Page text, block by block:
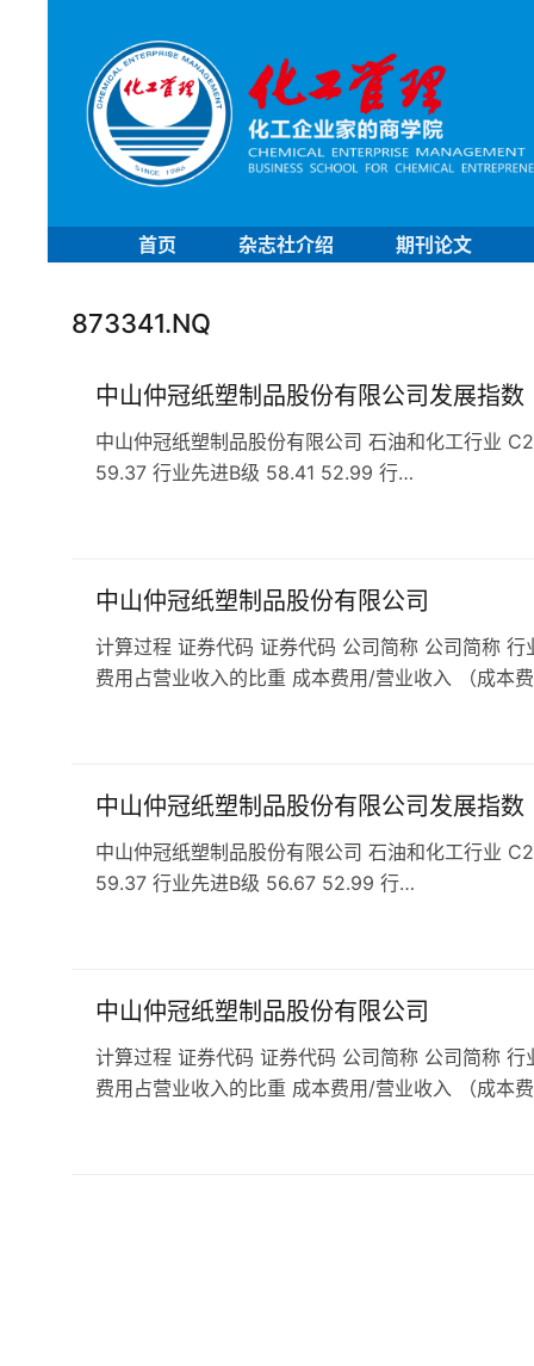
首页 杂志社介绍 期刊论文
873341.NQ
中山仲冠纸塑制品股份有限公司发展指数
中山仲冠纸塑制品股份有限公司 石油和化工行业
59.37 行业先进B级 58.41 52.99 行…
中山仲冠纸塑制品股份有限公司
计算过程 证券代码 证券代码 公司简称 公司简称
费用占营业收入的比重 成本费用/营业收入 （成本
中山仲冠纸塑制品股份有限公司发展指数
中山仲冠纸塑制品股份有限公司 石油和化工行业
59.37 行业先进B级 56.67 52.99 行…
中山仲冠纸塑制品股份有限公司
计算过程 证券代码 证券代码 公司简称 公司简称
费用占营业收入的比重 成本费用/营业收入 （成本